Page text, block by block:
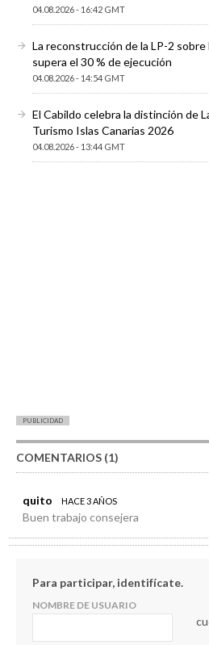
04.08.2026 - 16:42 GMT
La reconstrucción de la LP-2
supera el 30 % de ejecución
04.08.2026 - 14:54 GMT
El Cabildo celebra la distinción de
Turismo Islas Canarias 2026
04.08.2026 - 13:44 GMT
PUBLICIDAD
COMENTARIOS (1)
quito HACE 3 AÑOS
Buen trabajo consejera
Para participar, identifícate.
NOMBRE DE USUARIO